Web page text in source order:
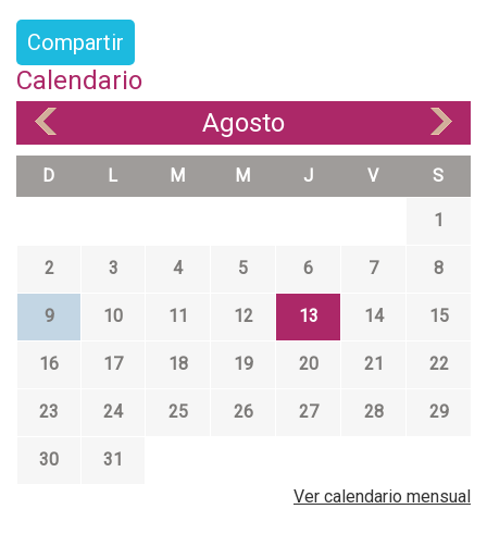
Compartir
Calendario
Agosto
D L M M J V S
1
2 3 4 5 6 7 8
9 10 11 12 13 14 15
16 17 18 19 20 21 22
23 24 25 26 27 28 29
30
31
Ver calendario mensual